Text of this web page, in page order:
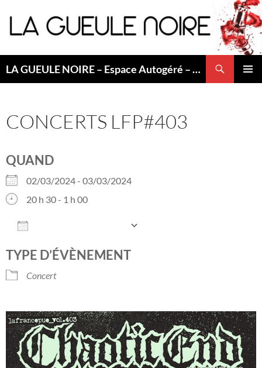
au
contenu
LA GUEULE NOIRE – Espace Autogéré – Saint Etienne
CONCERTS LFP#403
QUAND
02/03/2024 - 03/03/2024
20 h 30 - 1 h 00
TYPE D’ÉVÈNEMENT
Concert